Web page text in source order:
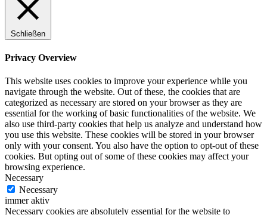
Schließen
Privacy Overview
This website uses cookies to improve your experience while you
navigate through the website. Out of these, the cookies that are
categorized as necessary are stored on your browser as they are
essential for the working of basic functionalities of the website. We
also use third-party cookies that help us analyze and understand how
you use this website. These cookies will be stored in your browser
only with your consent. You also have the option to opt-out of these
cookies. But opting out of some of these cookies may affect your
browsing experience.
Necessary
Necessary
immer aktiv
Necessary cookies are absolutely essential for the website to